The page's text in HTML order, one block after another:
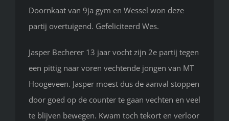
Doornkaat van 9ja gym en Wessel won deze
partij overtuigend. Gefeliciteerd Wes.
Jasper Becherer 13 jaar vocht zijn 2e partij tegen
een pittig naar voren vechtende jongen van MT
Hoogeveen. Jasper moest dus de aanval stoppen
door goed op de counter te gaan vechten en veel
te blijven bewegen. Kwam toch tekort en verloor